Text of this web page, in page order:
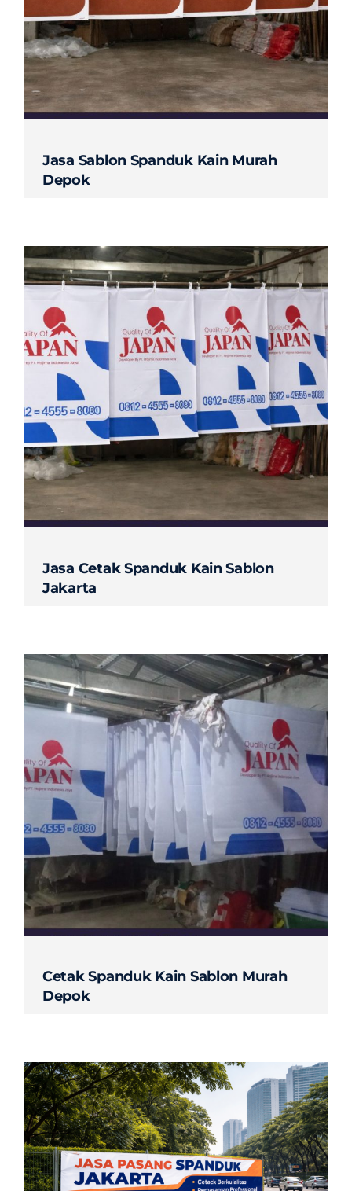
Contact
Jasa Sablon Spanduk Kain Murah
Depok
Jasa Cetak Spanduk Kain Sablon
Jakarta
Cetak Spanduk Kain Sablon Murah
Depok